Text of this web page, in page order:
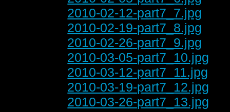
2010-02-12-part7_7.jpg
2010-02-19-part7_8.jpg
2010-02-26-part7_9.jpg
2010-03-05-part7_10.jpg
2010-03-12-part7_11.jpg
2010-03-19-part7_12.jpg
2010-03-26-part7_13.jpg